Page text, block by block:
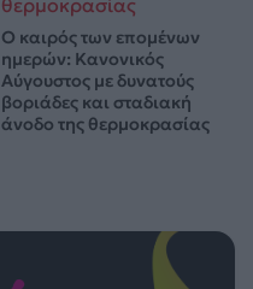
Ο καιρός των επομένων
ημερών: Κανονικός
Αύγουστος με δυνατούς
βοριάδες και σταδιακή
άνοδο της θερμοκρασίας